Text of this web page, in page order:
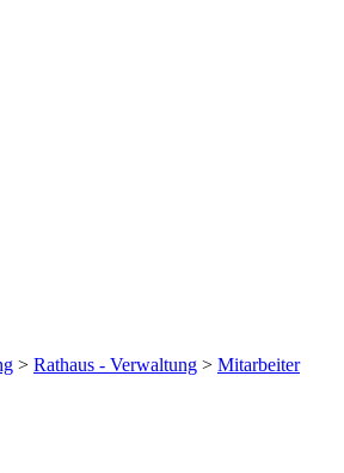
> Rathaus - Verwaltung > Mitarbeiter